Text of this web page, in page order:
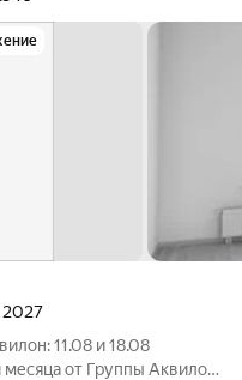
2027
11.08 и 18.08
от Группы Аквилон: